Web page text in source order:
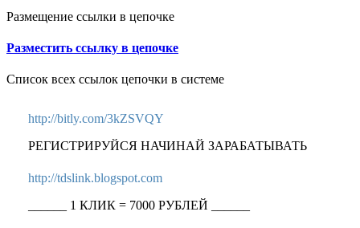
Размещение ссылки в цепочке
Разместить ссылку в цепочке
Список всех ссылок цепочки в системе
http://bitly.com/3kZSVQY
РЕГИСТРИРУЙСЯ НАЧИНАЙ ЗАРАБАТЫВАТЬ
http://tdslink.blogspot.com
______ 1 КЛИК = 7000 РУБЛЕЙ ______